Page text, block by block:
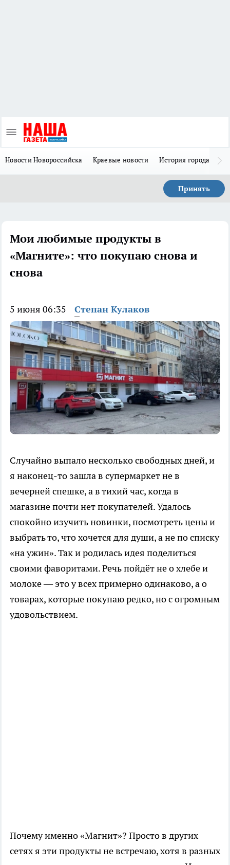
Новости Новороссийска Краевые новости История города Н
Принять
Мои любимые продукты в
«Магните»: что покупаю снова и
снова
5 июня 06:35 Степан Кулаков
Случайно выпало несколько свободных дней, и
я наконец-то зашла в супермаркет не в
вечерней спешке, а в тихий час, когда в
магазине почти нет покупателей. Удалось
спокойно изучить новинки, посмотреть цены и
выбрать то, что хочется для души, а не по списку
«на ужин». Так и родилась идея поделиться
своими фаворитами. Речь пойдёт не о хлебе и
молоке — это у всех примерно одинаково, а о
товарах, которые покупаю редко, но с огромным
удовольствием.
Почему именно «Магнит»? Просто в других
сетях я эти продукты не встречаю, хотя в разных